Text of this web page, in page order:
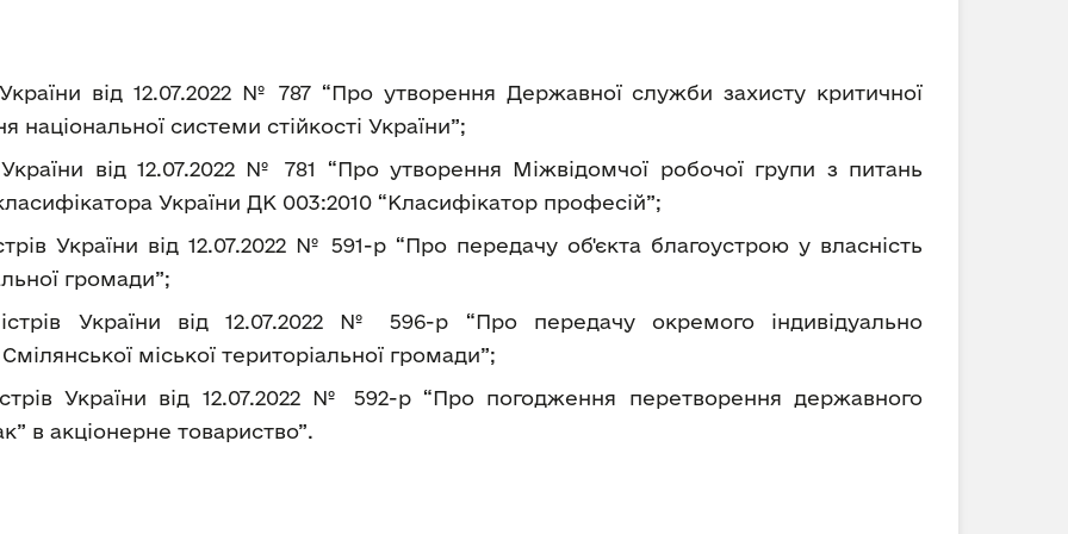
від 12.07.2022 № 787 “Про утворення Державної служби захисту критичної
національної системи стійкості України”;
України від 12.07.2022 № 781 “Про утворення Міжвідомчої робочої групи з питань
України ДК 003:2010 “Класифікатор професій”;
України від 12.07.2022 № 591-р “Про передачу об'єкта благоустрою у власність
громади”;
України від 12.07.2022 № 596-р “Про передачу окремого індивідуально
міської територіальної громади”;
України від 12.07.2022 № 592-р “Про погодження перетворення державного
в акціонерне товариство”.